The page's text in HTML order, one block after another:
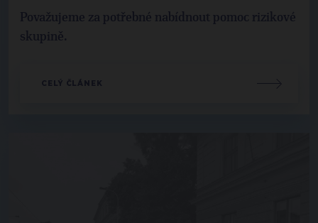
Považujeme za potřebné nabídnout pomoc rizikové
skupině.
CELÝ ČLÁNEK